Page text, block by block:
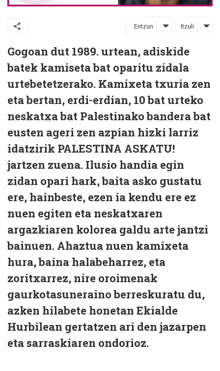
Entzun Itzuli
Gogoan dut 1989. urtean, adiskide
batek kamiseta bat oparitu zidala
urtebetetzerako. Kamixeta txuria zen
eta bertan, erdi-erdian, 10 bat urteko
neskatxa bat Palestinako bandera bat
eusten ageri zen azpian hizki larriz
idatzirik PALESTINA ASKATU!
jartzen zuena. Ilusio handia egin
zidan opari hark, baita asko gustatu
ere, hainbeste, ezen ia kendu ere ez
nuen egiten eta neskatxaren
argazkiaren kolorea galdu arte jantzi
bainuen. Ahaztua nuen kamixeta
hura, baina halabeharrez, eta
zoritxarrez, nire oroimenak
gaurkotasuneraino berreskuratu du,
azken hilabete honetan Ekialde
Hurbilean gertatzen ari den jazarpen
eta sarraskiaren ondorioz.